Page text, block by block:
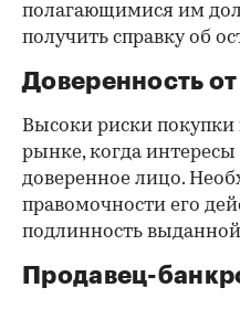
полагающимися им
получить справку об
Доверенность
Высоки риски
рынке, когда интересы
доверенное лицо.
правомочности его
подлинность
Продавец-